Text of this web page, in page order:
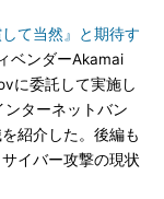
て当然』と期待す
ベンダーAkamai
に委託して実施し
ターネットバン
紹介した。後編も
イバー攻撃の現状